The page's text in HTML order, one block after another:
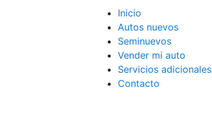
Inicio
Autos nuevos
Seminuevos
Vender mi auto
Servicios adicionales
Contacto